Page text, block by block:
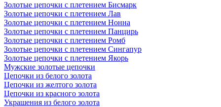
Золотые цепочки с плетением Бисмарк
Золотые цепочки с плетением Лав
Золотые цепочки с плетением Нонна
Золотые цепочки с плетением Панцирь
Золотые цепочки с плетением Ромб
Золотые цепочки с плетением Сингапур
Золотые цепочки с плетением Якорь
Мужские золотые цепочки
Цепочки из белого золота
Цепочки из желтого золота
Цепочки из красного золота
Украшения из белого золота